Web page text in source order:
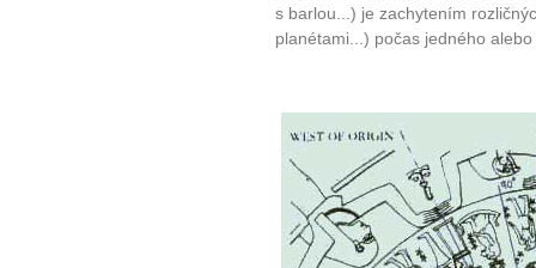
10 tipů
s barlou...) je zachytením
planétami...) počas jedného